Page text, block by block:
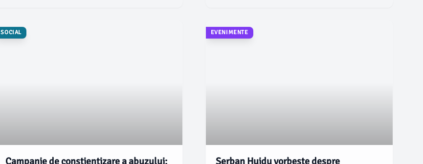
SOCIAL
Campanie de conștientizare a abuzului:
EVENIMENTE
Șerban Huidu vorbește despre